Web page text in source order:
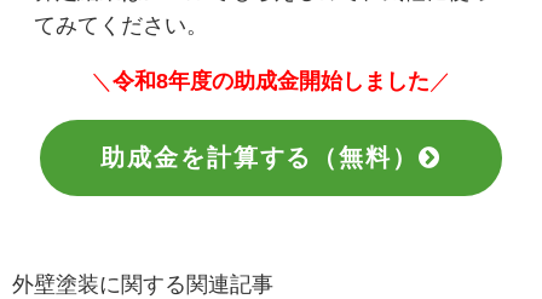
てみてください。
＼ 令和8年度の助成金開始しました ／
助成金を計算する（無料）
外壁塗装に関する関連記事